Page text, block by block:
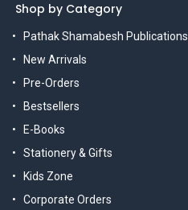
Shop by Category
Pathak Shamabesh Publications
New Arrivals
Pre-Orders
Bestsellers
E-Books
Stationery & Gifts
Kids Zone
Corporate Orders